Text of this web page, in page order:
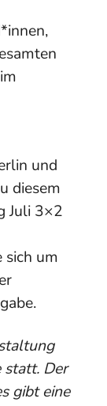
und
diesem
Juli 3×2
um
statt. Der
gibt eine